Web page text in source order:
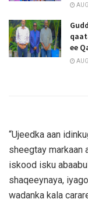
ee
“Ujeedka aan
sheegtay markaan
iskood isku
shaqeeynaya,
wadanka kala